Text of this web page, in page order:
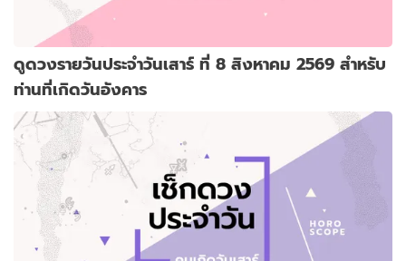
ดูดวงรายวันประจำวันเสาร์ ที่ 8 สิงหาคม 2569 สำหรับ
ท่านที่เกิดวันอังคาร